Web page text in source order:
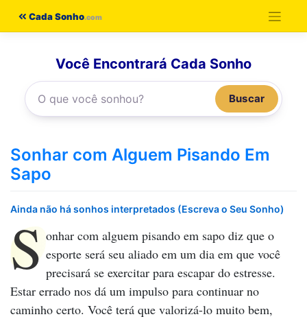
Cada Sonho
Você Encontrará Cada Sonho
Buscar
Sonhar com Alguem Pisando Em
Sapo
Ainda não há sonhos interpretados (Escreva o Seu Sonho)
S onhar com alguem pisando em sapo diz que o
esporte será seu aliado em um dia em que você
precisará se exercitar para escapar do estresse.
Estar errado nos dá um impulso para continuar no
caminho certo. Você terá que valorizá-lo muito bem,